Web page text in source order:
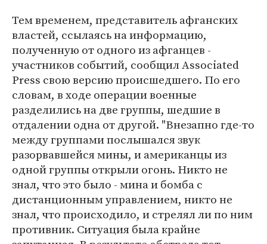
Тем временем, представитель афганских
властей, ссылаясь на информацию,
полученную от одного из афганцев -
участников событий, сообщил Associated
Press свою версию происшедшего. По его
словам, в ходе операции военные
разделились на две группы, шедшие в
отдалении одна от другой. "Внезапно где-то
между группами послышался звук
разорвавшейся мины, и американцы из
одной группы открыли огонь. Никто не
знал, что это было - мина и бомба с
дистанционным управлением, никто не
знал, что происходило, и стрелял ли по ним
противник. Ситуация была крайне